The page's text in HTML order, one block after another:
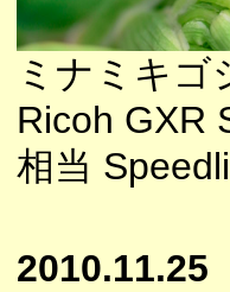
ミナミキゴ
Ricoh GXR
相当
2010.11.25